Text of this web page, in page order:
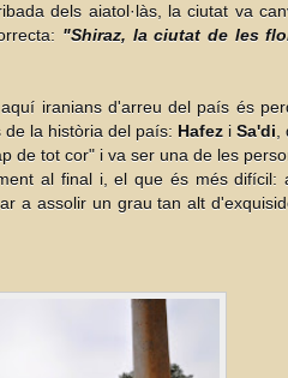
dels aiatol·làs, la ciutat va
"Shiraz, la ciutat de les
iranians d'arreu del país és
la història del país: Hafez i Sa'di
de tot cor" i va ser una de les
al final i, el que és més difícil:
a assolir un grau tan alt